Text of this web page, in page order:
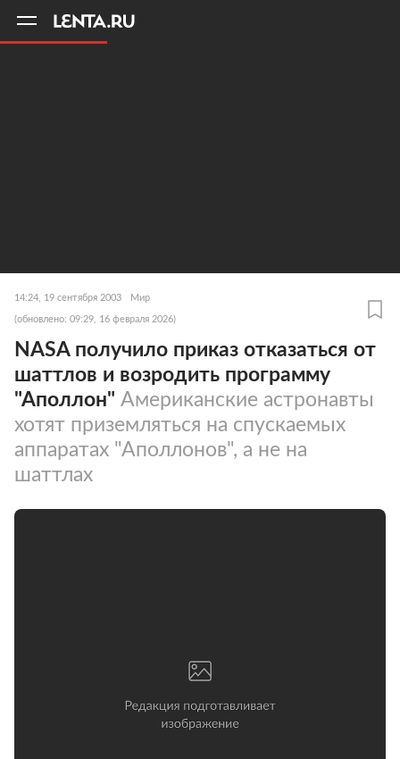
14:24, 19 сентября 2003 Мир
(обновлено: 09:29, 16 февраля 2026)
NASA получило приказ отказаться от
шаттлов и возродить программу
"Аполлон" Американские астронавты
хотят приземляться на спускаемых
аппаратах "Аполлонов", а не на
шаттлах